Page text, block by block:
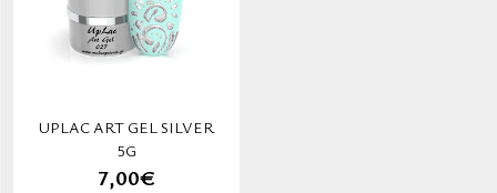
UPLAC ART GEL SILVER
5G
7,00€